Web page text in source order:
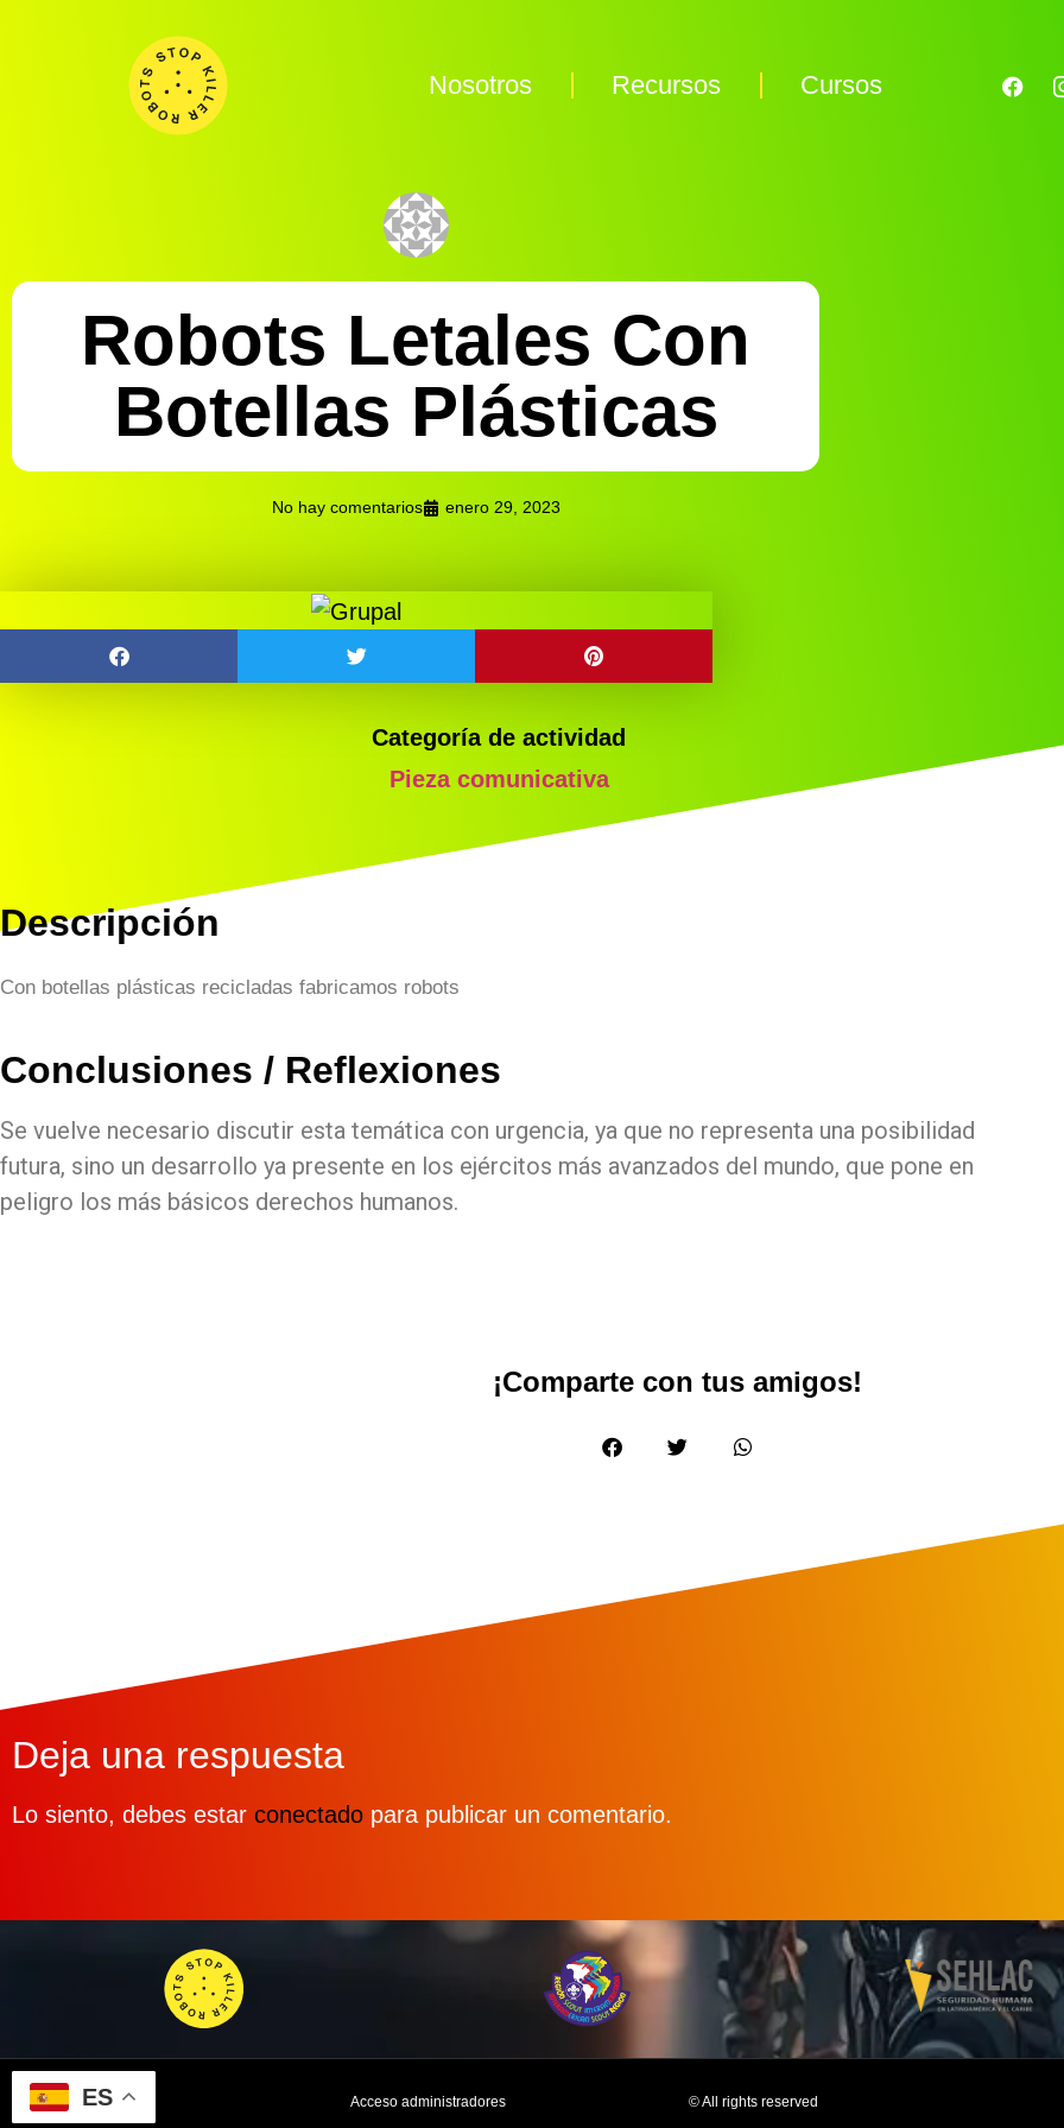
Nosotros Recursos Cursos
Robots Letales Con
Botellas Plásticas
No hay comentarios enero 29, 2023
Categoría de actividad
Pieza comunicativa
Descripción
Con botellas plásticas recicladas fabricamos robots
Conclusiones / Reflexiones
Se vuelve necesario discutir esta temática con urgencia, ya que no representa una posibilidad
futura, sino un desarrollo ya presente en los ejércitos más avanzados del mundo, que pone en
peligro los más básicos derechos humanos.
¡Comparte con tus amigos!
Deja una respuesta
Lo siento, debes estar conectado para publicar un comentario.
ES Acceso administradores © All rights reserved